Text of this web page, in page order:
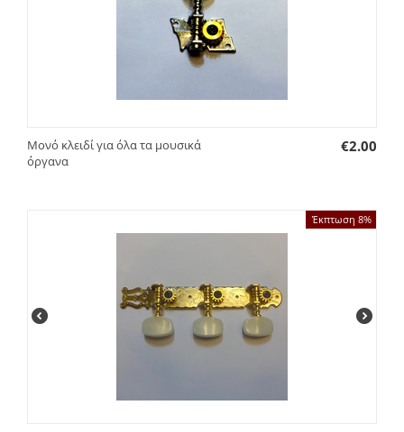
Μονό κλειδί για όλα τα μουσικά
όργανα
€2.00
Έκπτωση 8%